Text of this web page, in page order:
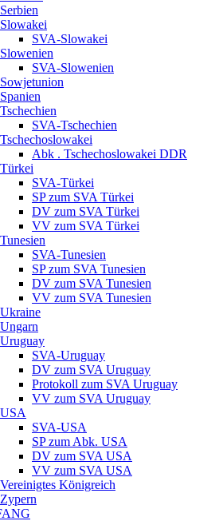
Serbien
Slowakei
SVA-Slowakei
Slowenien
SVA-Slowenien
Sowjetunion
Spanien
Tschechien
SVA-Tschechien
Tschechoslowakei
Abk . Tschechoslowakei DDR
Türkei
SVA-Türkei
SP zum SVA Türkei
DV zum SVA Türkei
VV zum SVA Türkei
Tunesien
SVA-Tunesien
SP zum SVA Tunesien
DV zum SVA Tunesien
VV zum SVA Tunesien
Ukraine
Ungarn
Uruguay
SVA-Uruguay
DV zum SVA Uruguay
Protokoll zum SVA Uruguay
VV zum SVA Uruguay
USA
SVA-USA
SP zum Abk. USA
DV zum SVA USA
VV zum SVA USA
Vereinigtes Königreich
Zypern